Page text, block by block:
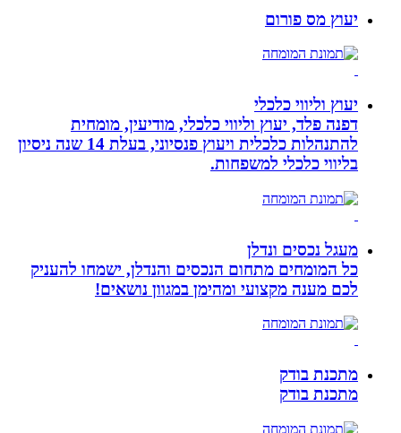
יעוץ מס פורום
יעוץ וליווי כלכלי
דפנה פלד, יעוץ וליווי כלכלי, מודיעין, מומחית
להתנהלות כלכלית ויעוץ פנסיוני, בעלת 14 שנה ניסיון
בליווי כלכלי למשפחות.
מעגל נכסים ונדלן
כל המומחים מתחום הנכסים והנדלן, ישמחו להעניק
לכם מענה מקצועי ומהימן במגוון נושאים!
מתכנת בודק
מתכנת בודק